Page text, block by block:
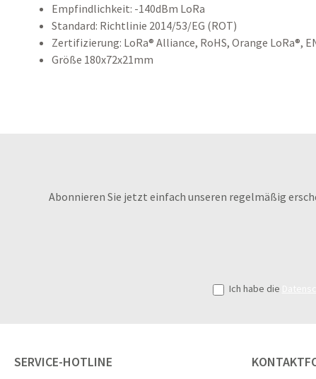
Empfindlichkeit: -140dBm LoRa
Standard: Richtlinie 2014/53/EG (ROT)
Zertifizierung: LoRa® Alliance, RoHS, Orange LoRa®,
Größe 180x72x21mm
Abonnieren Sie jetzt einfach unseren regelmäßig
Ich habe die
SERVICE-HOTLINE